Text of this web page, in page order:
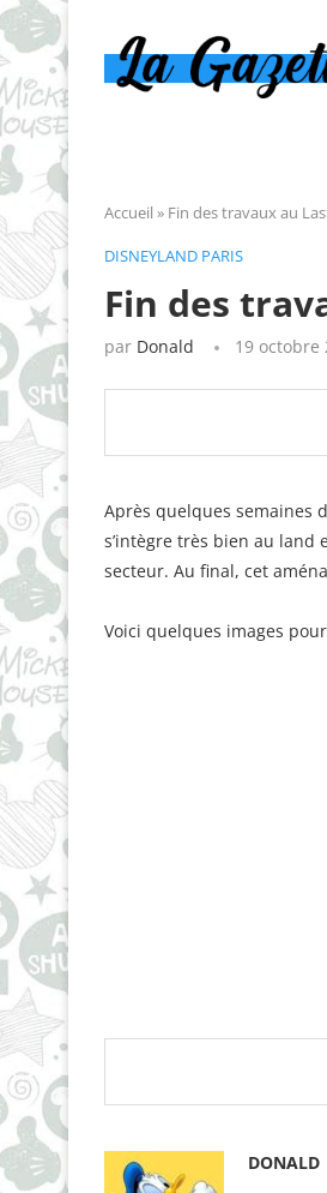
Accueil » Fin des travaux au
DISNEYLAND PARIS
Fin des
par Donald 19 octobre
Après quelques semaines
s’intègre très bien au land
secteur. Au final, cet
Voici quelques images
DONALD